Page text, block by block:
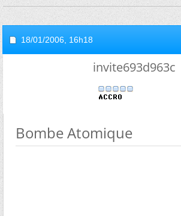
18/01/2006, 16h18
invite693d963c
Bombe Atomique